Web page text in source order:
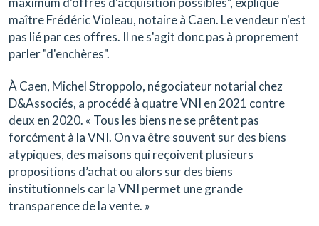
maître Frédéric Violeau, notaire à Caen. Le vendeur n'est
pas lié par ces offres. Il ne s'agit donc pas à proprement
parler "d'enchères".
À Caen, Michel Stroppolo, négociateur notarial chez
D&Associés, a procédé à quatre VNI en 2021 contre
deux en 2020. « Tous les biens ne se prêtent pas
forcément à la VNI. On va être souvent sur des biens
atypiques, des maisons qui reçoivent plusieurs
propositions d’achat ou alors sur des biens
institutionnels car la VNI permet une grande
transparence de la vente. »